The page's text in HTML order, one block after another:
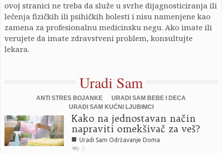
ovoj stranici ne treba da služe u svrhe dijagnosticiranja ili
lečenja fizičkih ili psihičkih bolesti i nisu namenjene kao
zamena za profesionalnu medicinsku negu. Ako imate ili
verujete da imate zdravstveni problem, konsultujte
lekara.
Uradi Sam
ANTI STRES BOJANKE
URADI SAM BEBE I DECA
URADI SAM KUĆNI LJUBIMCI
Kako na jednostavan način
napraviti omekšivač za veš?
■ Uradi Sam Održavanje Doma
3